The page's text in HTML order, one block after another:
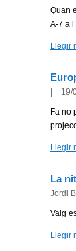
Quan
A-7 a
Llegir
19/
Fa no
Llegir
La
Jordi
Vaig
Llegir